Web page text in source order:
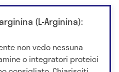
(L-Arginina):
non vedo nessuna
o integratori proteici